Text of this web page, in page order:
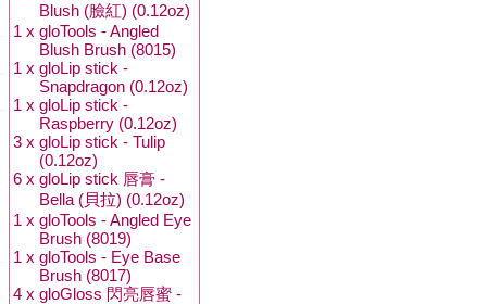
Blush (臉紅) (0.12oz)
1 x gloTools - Angled
Blush Brush (8015)
1 x gloLip stick -
Snapdragon (0.12oz)
1 x gloLip stick -
Raspberry (0.12oz)
3 x gloLip stick - Tulip
(0.12oz)
6 x gloLip stick 唇膏 -
Bella (貝拉) (0.12oz)
1 x gloTools - Angled Eye
Brush (8019)
1 x gloTools - Eye Base
Brush (8017)
4 x gloGloss 閃亮唇蜜 -